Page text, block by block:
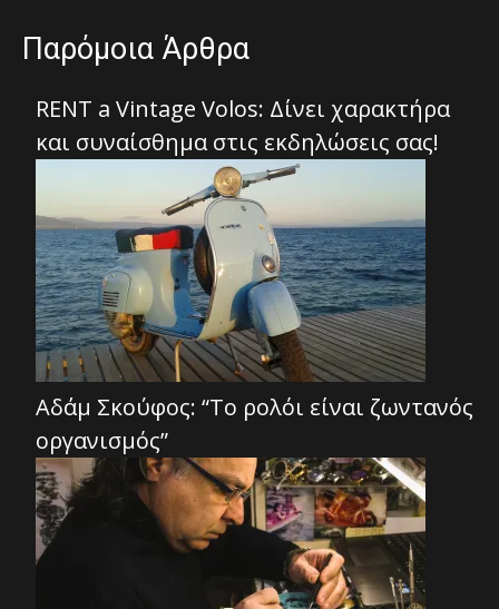
Παρόμοια Άρθρα
RENT a Vintage Volos: Δίνει χαρακτήρα
και συναίσθημα στις εκδηλώσεις σας!
Αδάμ Σκούφος: “Το ρολόι είναι ζωντανός
οργανισμός”